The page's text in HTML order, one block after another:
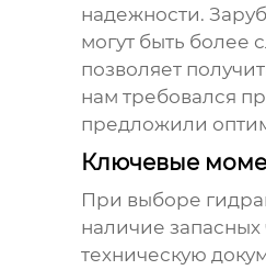
надежности.
могут быть
позволяет
нам требовался
предложили
Ключевые
При выборе
наличие
техническую